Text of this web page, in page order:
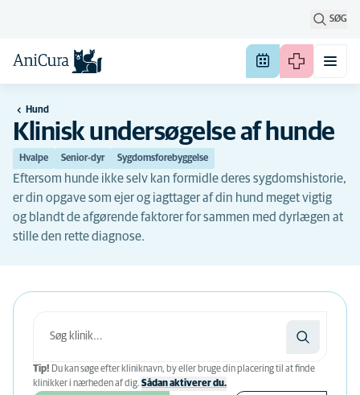
SØG
Hund
Klinisk undersøgelse af hunde
Hvalpe Senior-dyr Sygdomsforebyggelse
Eftersom hunde ikke selv kan formidle deres sygdomshistorie,
er din opgave som ejer og iagttager af din hund meget vigtig
og blandt de afgørende faktorer for sammen med dyrlægen at
stille den rette diagnose.
Tip! Du kan søge efter kliniknavn, by eller bruge din placering til at finde
klinikker i nærheden af ​​dig. Sådan aktiverer du.